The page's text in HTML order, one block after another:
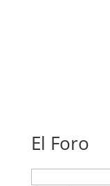
El Foro